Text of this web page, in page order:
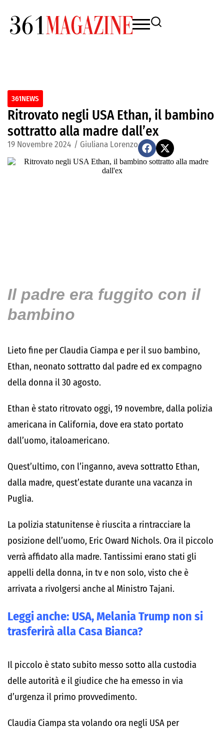
361NEWS
Ritrovato negli USA Ethan, il bambino
sottratto alla madre dall’ex
19 Novembre 2024 / Giuliana Lorenzo
Il padre era fuggito con il
bambino
Lieto fine per Claudia Ciampa e per il suo bambino,
Ethan, neonato sottratto dal padre ed ex compagno
della donna il 30 agosto.
Ethan è stato ritrovato oggi, 19 novembre, dalla polizia
americana in California, dove era stato portato
dall’uomo, italoamericano.
Quest’ultimo, con l’inganno, aveva sottratto Ethan,
dalla madre, quest’estate durante una vacanza in
Puglia.
La polizia statunitense è riuscita a rintracciare la
posizione dell’uomo, Eric Oward Nichols. Ora il piccolo
verrà affidato alla madre. Tantissimi erano stati gli
appelli della donna, in tv e non solo, visto che è
arrivata a rivolgersi anche al Ministro Tajani.
Leggi anche: USA, Melania Trump non si
trasferirà alla Casa Bianca?
Il piccolo è stato subito messo sotto alla custodia
delle autorità e il giudice che ha emesso in via
d’urgenza il primo provvedimento.
Claudia Ciampa sta volando ora negli USA per